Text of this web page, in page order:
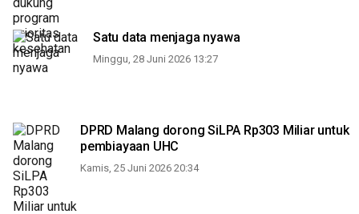
Satu data menjaga nyawa
Minggu, 28 Juni 2026 13:27
DPRD Malang dorong SiLPA Rp303 Miliar untuk
pembiayaan UHC
Kamis, 25 Juni 2026 20:34